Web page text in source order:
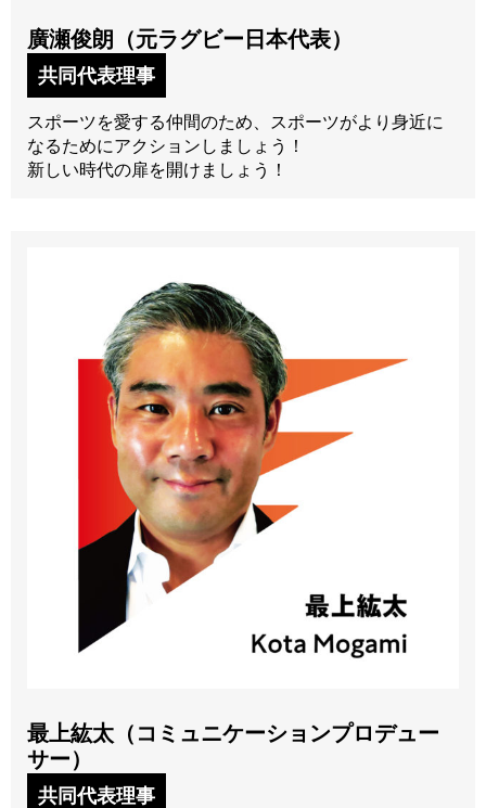
廣瀬俊朗（元ラグビー日本代表）
共同代表理事
スポーツを愛する仲間のため、スポーツがより身近に
なるためにアクションしましょう！
新しい時代の扉を開けましょう！
最上紘太（コミュニケーションプロデュー
サー）
共同代表理事